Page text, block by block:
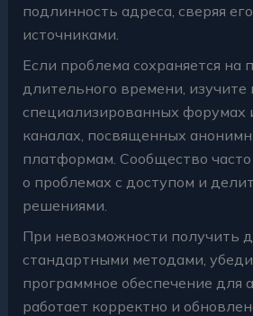
подлинность адреса, сверяя
источниками.
Если проблема сохраняется на
длительного времени,
специализированных форумах
каналах, посвященных
платформам. Сообщество
о проблемах с доступом и
решениями.
При невозможности получить
стандартными методами,
программное обеспечение для
работает корректно и